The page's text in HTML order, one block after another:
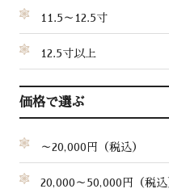
11.5～12.5寸
12.5寸以上
価格で選ぶ
～20,000円（税込）
20,000～50,000円（税込